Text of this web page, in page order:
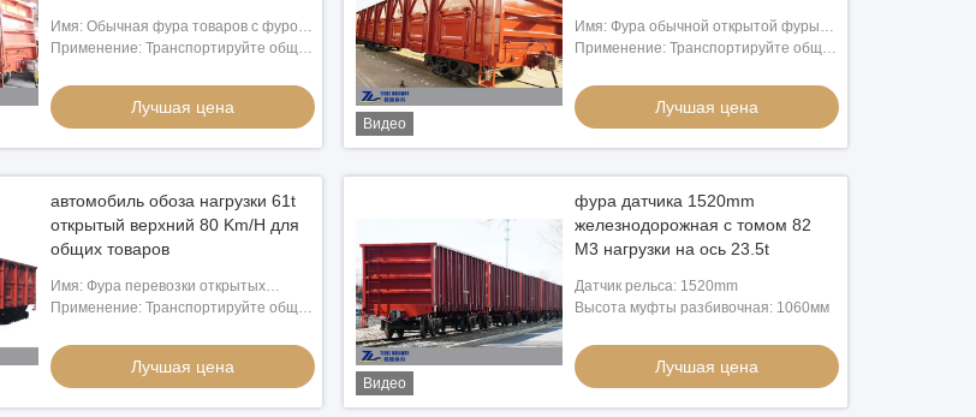
Имя: Обычная фура товаров с фурой
крыши отверстия железнодорожной
Применение: Транспортируйте общие
древесину, бумагу., контейнеры
Лучшая цена
Видео
Имя: Фура обычной открытой фуры
высокая, который встали на сторону
желе
Применение: Транспортируйте общие
древесину, бумагу., контейнеры
Лучшая цена
автомобиль обоза нагрузки 61t
открытый верхний 80 Km/H для
общих товаров
Имя: Фура перевозки открытых
верхних товаров фуры общих
Применение: Транспортируйте общие
древесину, бумагу., контейнеры
Лучшая цена
Видео
фура датчика 1520mm
железнодорожная с томом 82
M3 нагрузки на ось 23.5t
Датчик рельса: 1520mm
Высота муфты разбивочная: 1060мм
Лучшая цена